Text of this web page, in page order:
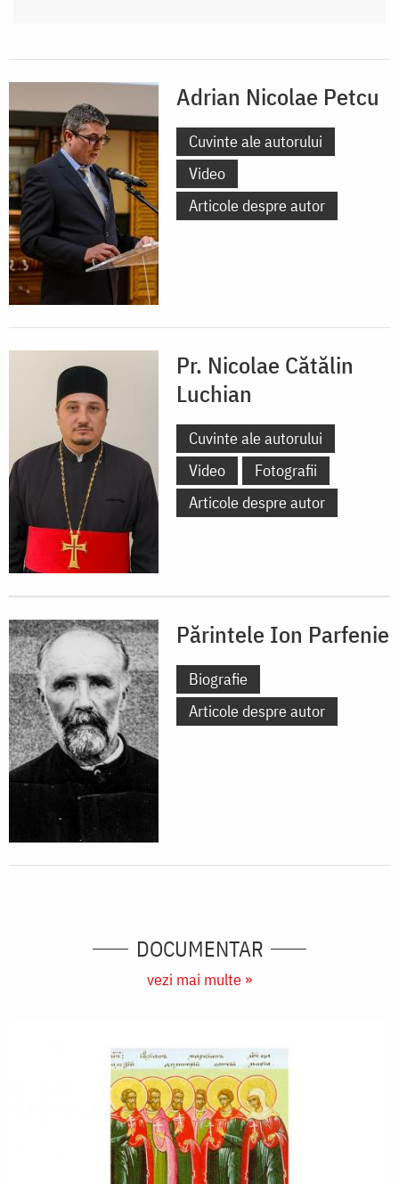
Adrian Nicolae Petcu
Cuvinte ale autorului
Video
Articole despre autor
Pr. Nicolae Cătălin
Luchian
Cuvinte ale autorului
Video
Fotografii
Articole despre autor
Părintele Ion Parfenie
Biografie
Articole despre autor
DOCUMENTAR
vezi mai multe »